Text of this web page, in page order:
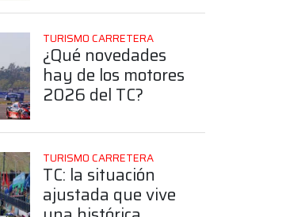
después previo a la
cita en El Calafate
TURISMO CARRETERA
¿Qué novedades
hay de los motores
2026 del TC?
TURISMO CARRETERA
TC: la situación
ajustada que vive